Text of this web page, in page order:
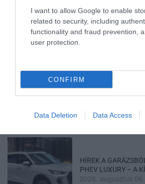
I want to allow Google to enable
related to security, including
functionality and fraud prevention,
user protection.
CONFIRM
Data Deletion Data Access
ZÁPOROK,
2026. augusztus 07
KÉT AUTÓ
MENTŐK IS A
2026. augusztus 06
HÍREK A
PHEV LUXURY – A
2026. augusztus 06